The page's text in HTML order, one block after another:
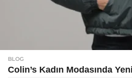
BLOG
Colin’s Kadın Modasında